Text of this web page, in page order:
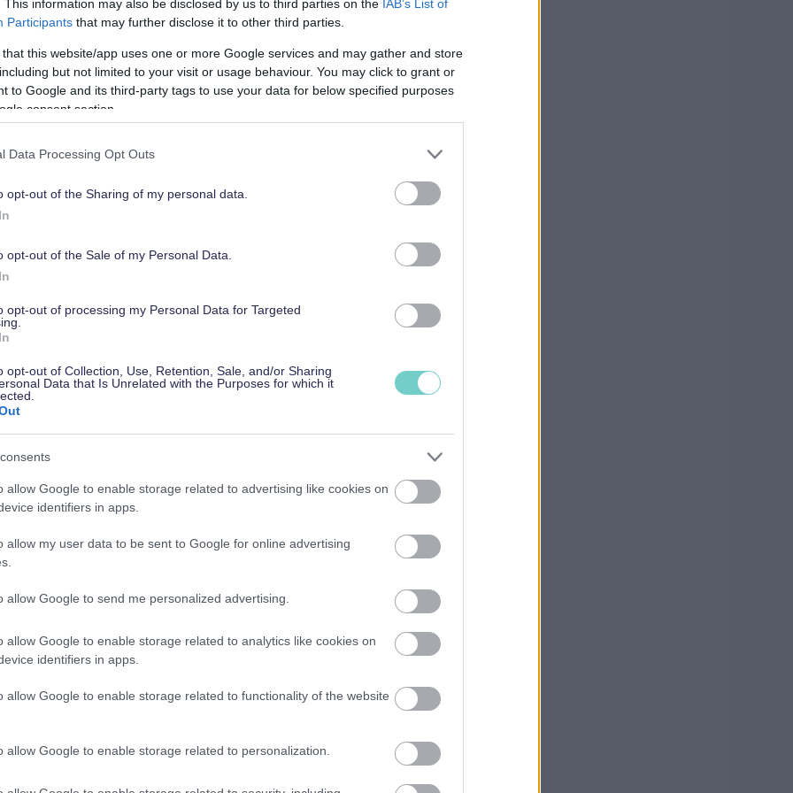
This information may also be disclosed by us to third parties on the IAB’s List of
Participants that may further disclose it to other third parties.
that this website/app uses one or more Google services and may gather and store
but not limited to your visit or usage behaviour. You may click to grant or
to Google and its third-party tags to use your data for below specified purposes
consent section.
Data Processing Opt Outs
opt-out of the Sharing of my personal data.
opt-out of the Sale of my Personal Data.
opt-out of processing my Personal Data for Targeted
opt-out of Collection, Use, Retention, Sale, and/or Sharing
Data that Is Unrelated with the Purposes for which it
allow Google to enable storage related to advertising like cookies on
identifiers in apps.
allow my user data to be sent to Google for online advertising
allow Google to send me personalized advertising.
allow Google to enable storage related to analytics like cookies on
identifiers in apps.
allow Google to enable storage related to functionality of the website
allow Google to enable storage related to personalization.
maksuaikakortin ja luottokortin ero
maksukorteista.
pienentävät yritykselle myönnetyn luoton
tulee yleensä kerran kuussa. Jos et maksa koko
osuus luotosta alkaa kerryttää korkoa.
lasku on maksettava pois kerralla. Et voi
Moni yrittäjä kuitenkin käyttää myös
luottokorttilasku maksetaan pois kerralla.
lainkaan.
ominaisuus, jolloin kortille voi ladata
mutta perkaamme lyhyesti läpi myös
tarvitsee
liittyviä pieniä kuluja omalla
kirjanpitäjälleen, ja yhtiö maksaa rahat
ei aina ole erillistä yrityskorttia, jolloin
yritysmuodosta riippumatta.
toimittaa kirjanpitäjälle.